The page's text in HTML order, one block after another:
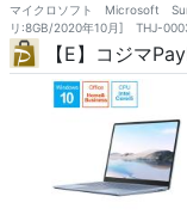
マイクロソフト Microsoft
リ:8GB/2020年10月] THJ-
【E】コジマ